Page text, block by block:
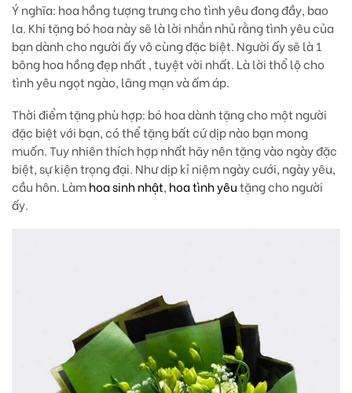
Ý nghĩa: hoa hồng tượng trưng cho tình yêu đong đầy, bao
la. Khi tặng bó hoa này sẽ là lời nhắn nhủ rằng tình yêu của
bạn dành cho người ấy vô cùng đặc biệt. Người ấy sẽ là 1
bông hoa hồng đẹp nhất , tuyệt vời nhất. Là lời thổ lộ cho
tình yêu ngọt ngào, lãng mạn và ấm áp.
Thời điểm tặng phù hợp: bó hoa dành tặng cho một người
đặc biệt với bạn, có thể tặng bất cứ dịp nào bạn mong
muốn. Tuy nhiên thích hợp nhất hãy nên tặng vào ngày đặc
biệt, sự kiện trọng đại. Như dịp kỉ niệm ngày cưới, ngày yêu,
cầu hôn. Làmhoa sinh nhật, hoa tình yêutặng cho người
ấy.